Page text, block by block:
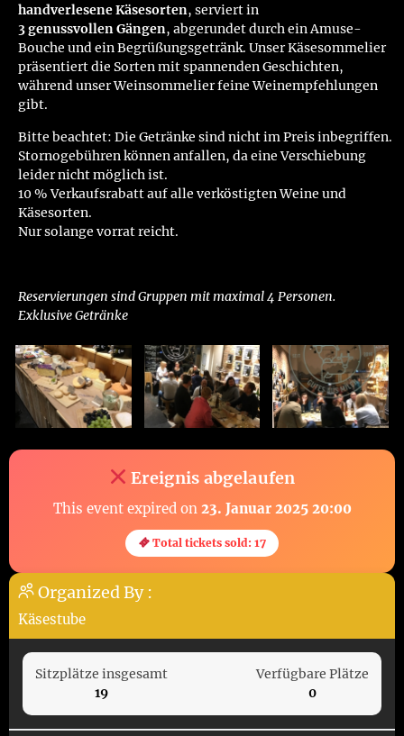
handverlesene Käsesorten, serviert in
3 genussvollen Gängen, abgerundet durch ein Amuse-
Bouche und ein Begrüßungsgetränk. Unser Käsesommelier
präsentiert die Sorten mit spannenden Geschichten,
während unser Weinsommelier feine Weinempfehlungen
gibt.
Bitte beachtet: Die Getränke sind nicht im Preis inbegriffen.
Stornogebühren können anfallen, da eine Verschiebung
leider nicht möglich ist.
10 % Verkaufsrabatt auf alle verköstigten Weine und
Käsesorten.
Nur solange vorrat reicht.
Reservierungen sind Gruppen mit maximal 4 Personen.
Exklusive Getränke
Ereignis abgelaufen
This event expired on 23. Januar 2025 20:00
Total tickets sold: 17
Organized By :
Käsestube
Sitzplätze insgesamt
19
Verfügbare Plätze
0